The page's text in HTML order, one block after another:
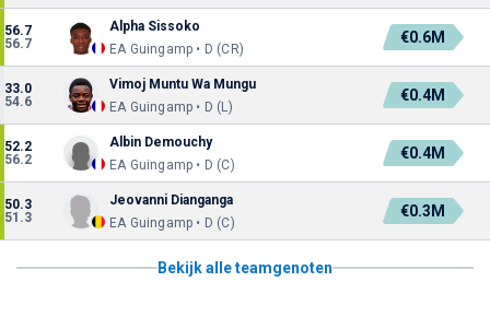
56.7
56.7
Alpha Sissoko
EA Guingamp • D (CR)
€0.6M
33.0
54.6
Vimoj Muntu Wa Mungu
EA Guingamp • D (L)
€0.4M
52.2
56.2
Albin Demouchy
EA Guingamp • D (C)
€0.4M
50.3
51.3
Jeovanni Dianganga
EA Guingamp • D (C)
€0.3M
Bekijk alle teamgenoten